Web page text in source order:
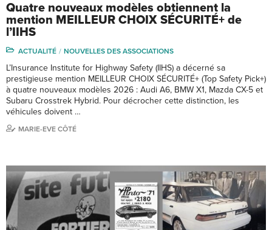
Quatre nouveaux modèles obtiennent la
mention MEILLEUR CHOIX SÉCURITÉ+ de
l’IIHS
ACTUALITÉ NOUVELLES DES ASSOCIATIONS
L’Insurance Institute for Highway Safety (IIHS) a décerné sa
prestigieuse mention MEILLEUR CHOIX SÉCURITÉ+ (Top Safety Pick+)
à quatre nouveaux modèles 2026 : Audi A6, BMW X1, Mazda CX-5 et
Subaru Crosstrek Hybrid. Pour décrocher cette distinction, les
véhicules doivent …
MARIE-EVE CÔTÉ